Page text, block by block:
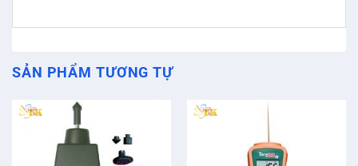
SẢN PHẨM TƯƠNG TỰ